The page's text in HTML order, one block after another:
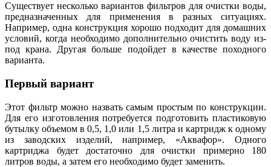
Существует несколько вариантов фильтров для очистки воды,
предназначенных для применения в разных ситуациях.
Например, одна конструкция хорошо подходит для домашних
условий, когда необходимо дополнительно очистить воду из-
под крана. Другая больше подойдет в качестве походного
варианта.
Первый вариант
Этот фильтр можно назвать самым простым по конструкции.
Для его изготовления потребуется подготовить пластиковую
бутылку объемом в 0,5, 1,0 или 1,5 литра и картридж к одному
из заводских изделий, например, «Аквафор». Одного
картриджа будет достаточно для очистки примерно 180
литров воды, а затем его необходимо будет заменить.